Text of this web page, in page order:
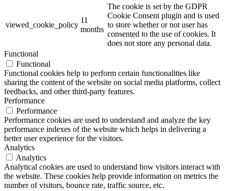
viewed_cookie_policy
11
months
The cookie is set by the GDPR
Cookie Consent plugin and is used
to store whether or not user has
consented to the use of cookies. It
does not store any personal data.
Functional
Functional
Functional cookies help to perform certain functionalities like
sharing the content of the website on social media platforms, collect
feedbacks, and other third-party features.
Performance
Performance
Performance cookies are used to understand and analyze the key
performance indexes of the website which helps in delivering a
better user experience for the visitors.
Analytics
Analytics
Analytical cookies are used to understand how visitors interact with
the website. These cookies help provide information on metrics the
number of visitors, bounce rate, traffic source, etc.